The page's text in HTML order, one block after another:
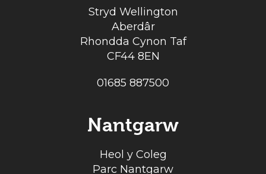
Stryd Wellington
Aberdâr
Rhondda Cynon Taf
CF44 8EN
01685 887500
Nantgarw
Heol y Coleg
Parc Nantgarw